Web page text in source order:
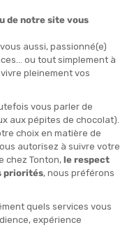
delle torri su un
notturna che promette
sarà presente.
Outdoor :